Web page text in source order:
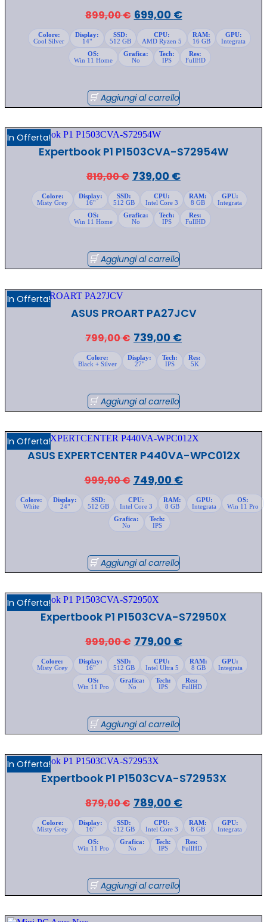
899,00€ Il
prezzo
originale
era:
699,00 €Il
prezzo
attuale
è:
Colore:
Cool Silver
Display:
14"
SSD:
512 GB
CPU:
AMD Ryzen 5
RAM:
16 GB
GPU:
Integrata
OS:
Win 11 Home
Grafica:
No
Tech:
IPS
Res:
FullHD
Aggiungi al carrello
In Offerta!
Expertbook P1 P1503CVA-S72954W
819,00€ Il
prezzo
originale
era:
739,00 €Il
prezzo
attuale
è:
Colore:
Misty Grey
Display:
16"
SSD:
512 GB
CPU:
Intel Core 3
RAM:
8 GB
GPU:
Integrata
OS:
Win 11 Home
Grafica:
No
Tech:
IPS
Res:
FullHD
Aggiungi al carrello
In Offerta!
ASUS PROART PA27JCV
799,00€ Il
prezzo
originale
799,00 €.
739,00 €Il
prezzo
attuale
Colore:
Black + Silver
Display:
27"
Tech:
IPS
Res:
5K
Aggiungi al carrello
In Offerta!
ASUS EXPERTCENTER P440VA-WPC012X
999,00€ Il
prezzo
originale
era:
749,00 €Il
prezzo
attuale
Colore:
White
Display:
24"
SSD:
512 GB
CPU:
Intel Core 3
RAM:
8 GB
GPU:
Integrata
OS:
Win 11 Pro
Grafica:
No
Tech:
IPS
Aggiungi al carrello
In Offerta!
Expertbook P1 P1503CVA-S72950X
999,00€ Il
prezzo
originale
era:
779,00 €Il
prezzo
attuale
è:
Colore:
Misty Grey
Display:
16"
SSD:
512 GB
CPU:
Intel Ultra 5
RAM:
8 GB
GPU:
Integrata
OS:
Win 11 Pro
Grafica:
No
Tech:
IPS
Res:
FullHD
Aggiungi al carrello
In Offerta!
Expertbook P1 P1503CVA-S72953X
879,00€ Il
prezzo
originale
era:
789,00 €Il
prezzo
attuale
è:
Colore:
Misty Grey
Display:
16"
SSD:
512 GB
CPU:
Intel Core 3
RAM:
8 GB
GPU:
Integrata
OS:
Win 11 Pro
Grafica:
No
Tech:
IPS
Res:
FullHD
Aggiungi al carrello